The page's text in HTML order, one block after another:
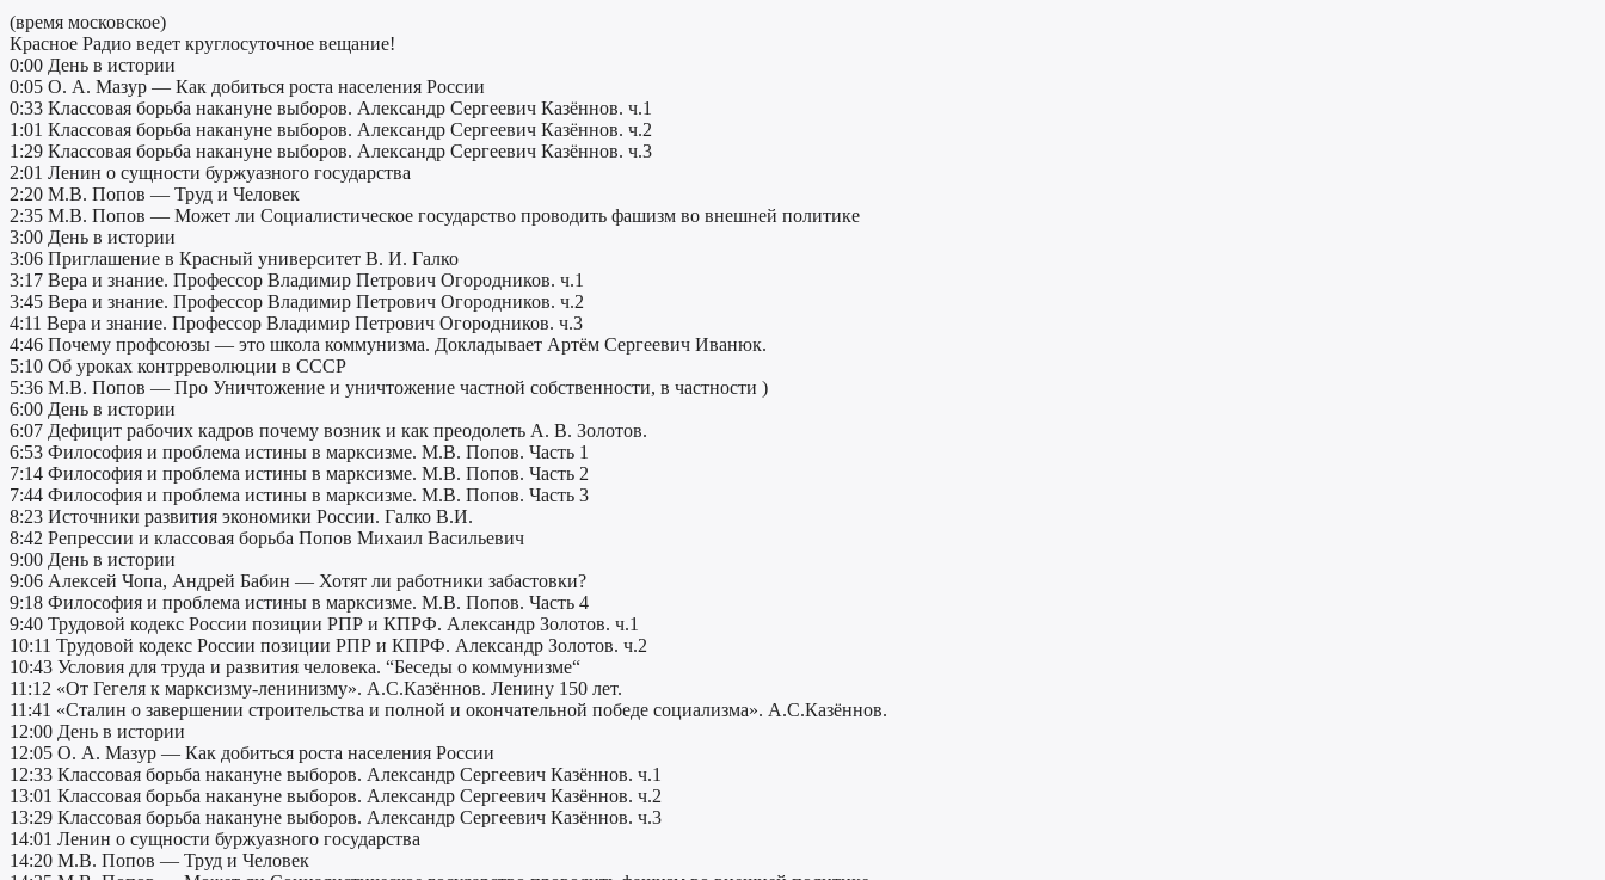
(время московское)
Красное Радио ведет круглосуточное вещание!
0:00 День в истории
0:05 О. А. Мазур — Как добиться роста населения России
0:33 Классовая борьба накануне выборов. Александр Сергеевич Казённов. ч.1
1:01 Классовая борьба накануне выборов. Александр Сергеевич Казённов. ч.2
1:29 Классовая борьба накануне выборов. Александр Сергеевич Казённов. ч.3
2:01 Ленин о сущности буржуазного государства
2:20 М.В. Попов — Труд и Человек
2:35 М.В. Попов — Может ли Социалистическое государство проводить фашизм во внешней политике
3:00 День в истории
3:06 Приглашение в Красный университет В. И. Галко
3:17 Вера и знание. Профессор Владимир Петрович Огородников. ч.1
3:45 Вера и знание. Профессор Владимир Петрович Огородников. ч.2
4:11 Вера и знание. Профессор Владимир Петрович Огородников. ч.3
4:46 Почему профсоюзы — это школа коммунизма. Докладывает Артём Сергеевич Иванюк.
5:10 Об уроках контрреволюции в СССР
5:36 М.В. Попов — Про Уничтожение и уничтожение частной собственности, в частности )
6:00 День в истории
6:07 Дефицит рабочих кадров почему возник и как преодолеть А. В. Золотов.
6:53 Философия и проблема истины в марксизме. М.В. Попов. Часть 1
7:14 Философия и проблема истины в марксизме. М.В. Попов. Часть 2
7:44 Философия и проблема истины в марксизме. М.В. Попов. Часть 3
8:23 Источники развития экономики России. Галко В.И.
8:42 Репрессии и классовая борьба Попов Михаил Васильевич
9:00 День в истории
9:06 Алексей Чопа, Андрей Бабин — Хотят ли работники забастовки?
9:18 Философия и проблема истины в марксизме. М.В. Попов. Часть 4
9:40 Трудовой кодекс России позиции РПР и КПРФ. Александр Золотов. ч.1
10:11 Трудовой кодекс России позиции РПР и КПРФ. Александр Золотов. ч.2
10:43 Условия для труда и развития человека. “Беседы о коммунизме“
11:12 «От Гегеля к марксизму-ленинизму». А.С.Казённов. Ленину 150 лет.
11:41 «Сталин о завершении строительства и полной и окончательной победе социализма». А.С.Казённов.
12:00 День в истории
12:05 О. А. Мазур — Как добиться роста населения России
12:33 Классовая борьба накануне выборов. Александр Сергеевич Казённов. ч.1
13:01 Классовая борьба накануне выборов. Александр Сергеевич Казённов. ч.2
13:29 Классовая борьба накануне выборов. Александр Сергеевич Казённов. ч.3
14:01 Ленин о сущности буржуазного государства
14:20 М.В. Попов — Труд и Человек